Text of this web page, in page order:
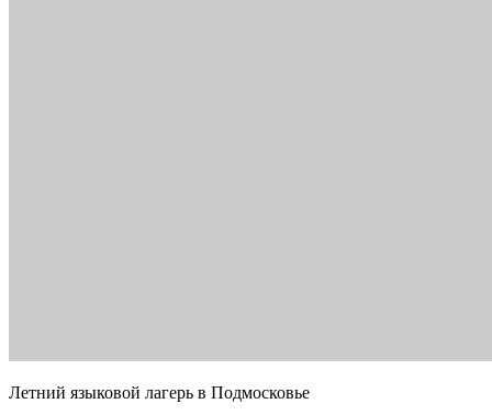
Летний языковой лагерь в Подмосковье